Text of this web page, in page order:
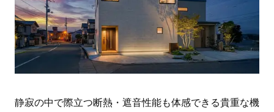
静寂の中で際立つ断熱・遮音性能も体感できる貴重な機